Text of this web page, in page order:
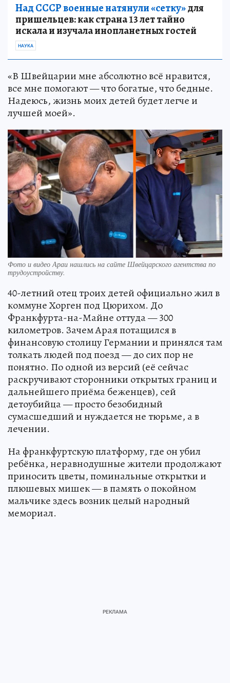
Над СССР военные натянули «сетку»для
пришельцев: как страна 13 лет тайно
искала и изучала инопланетных гостей
НАУКА
«В Швейцарии мне абсолютно всё нравится,
все мне помогают — что богатые, что бедные.
Надеюсь, жизнь моих детей будет легче и
лучшей моей».
Фото и видео Араи нашлись на сайте Швейцарского агентства по
трудоустройству.
40-летний отец троих детей официально жил в
коммуне Хорген под Цюрихом. До
Франкфурта-на-Майне оттуда — 300
километров. Зачем Арая потащился в
финансовую столицу Германии и принялся там
толкать людей под поезд — до сих пор не
понятно. По одной из версий (её сейчас
раскручивают сторонники открытых границ и
дальнейшего приёма беженцев), сей
детоубийца — просто безобидный
сумасшедший и нуждается не тюрьме, а в
лечении.
На франкфуртскую платформу, где он убил
ребёнка, неравнодушные жители продолжают
приносить цветы, поминальные открытки и
плюшевых мишек — в память о покойном
мальчике здесь возник целый народный
мемориал.